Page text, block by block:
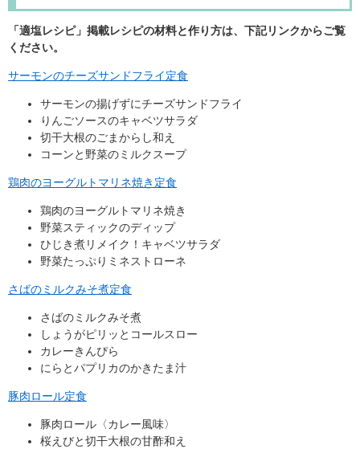
「適塩レシピ」掲載レシピの材料と作り方は、下記リンクからご覧
ください。
サーモンのチーズサンドフライ定食
サーモンの揚げずにチーズサンドフライ
りんごソースのキャベツサラダ
切干大根のごまからし和え
コーンと野菜のミルクスープ
鶏肉のヨーグルトマリネ焼き定食
鶏肉のヨーグルトマリネ焼き
野菜スティックのディップ
ひじき煮リメイク！キャベツサラダ
野菜たっぷりミネストローネ
さばのミルクみそ煮定食
さばのミルクみそ煮
しょうがピリッとコールスロー
カレーきんぴら
にらとパプリカのかきたま汁
豚肉ロール定食
豚肉ロール〈カレー風味〉
桜えびと切干大根の甘酢和え